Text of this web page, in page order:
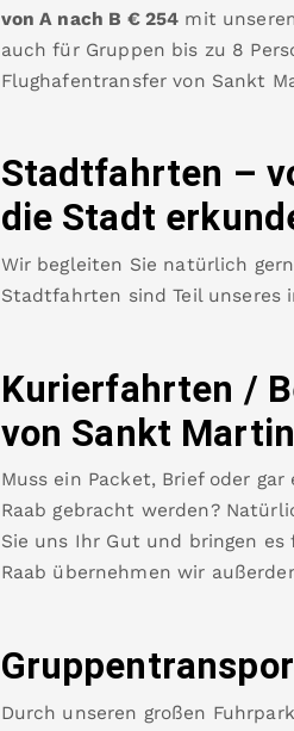
von A nach B € 254 mit
auch für Gruppen bis zu 8
Flughafentransfer von Sankt
Stadtfahrten –
die Stadt
Wir begleiten Sie natürlich
Stadtfahrten sind Teil unseres
Kurierfahrten /
von Sankt
Muss ein Packet, Brief oder
Raab gebracht werden?
Sie uns Ihr Gut und bringen
Raab übernehmen wir
Durch unseren großen